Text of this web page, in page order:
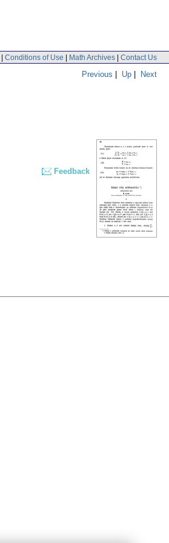
| Conditions of Use | Math Archives | Contact Us
Previous | Up | Next
Feedback